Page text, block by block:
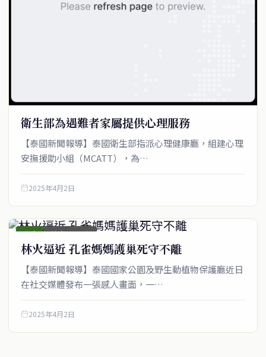
衛生部為遇難者家屬提供心理服務
【泰國新聞報導】泰國衛生部指派心理健康廳，組建心理
安撫援助小組（MCATT），為…
2025年4月2日
綜合 綜合_圖文稿
林火逼近 孔雀媽媽護巢死守不離
【泰國新聞報導】泰國國家公園及野生動植物保護廳近日
在社交媒體發布一張感人畫面，一…
2025年4月2日
快速連結
政治
歡迎來信洽詢合作事宜
或提供新聞線索